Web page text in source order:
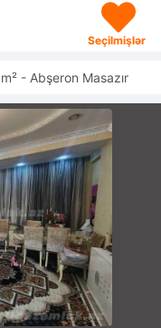
Seçilmişlər
- Abşeron Masazır